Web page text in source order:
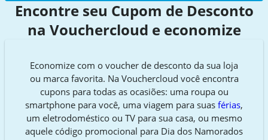
Encontre seu Cupom de Desconto
na Vouchercloud e economize
Economize com o voucher de desconto da sua loja
ou marca favorita. Na Vouchercloud você encontra
cupons para todas as ocasiões: uma roupa ou
smartphone para você, uma viagem para suas férias,
um eletrodoméstico ou TV para sua casa, ou mesmo
aquele código promocional para Dia dos Namorados